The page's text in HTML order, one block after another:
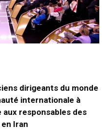
dirigeants du monde
internationale à
responsables des
Iran